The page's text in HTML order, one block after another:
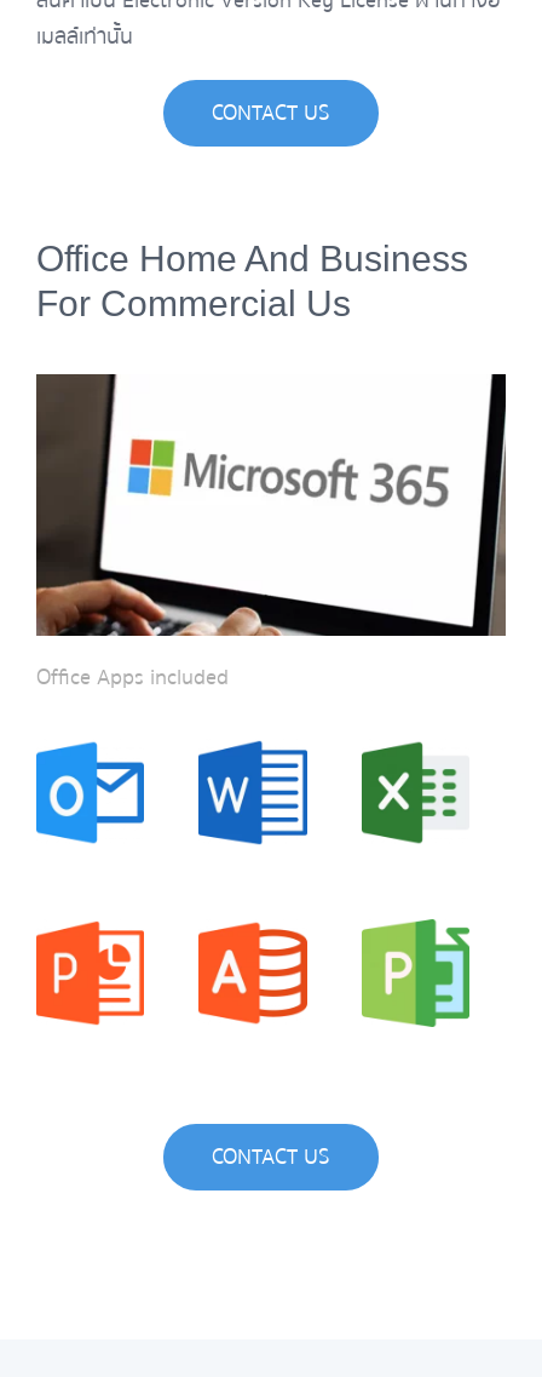
เมลล์เท่านั้น
CONTACT US
Office Home And Business
For Commercial Us
Office Apps included
CONTACT US